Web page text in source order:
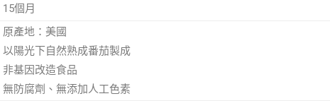
15個月
原產地：美國
以陽光下自然熟成番茄製成
非基因改造食品
無防腐劑、無添加人工色素